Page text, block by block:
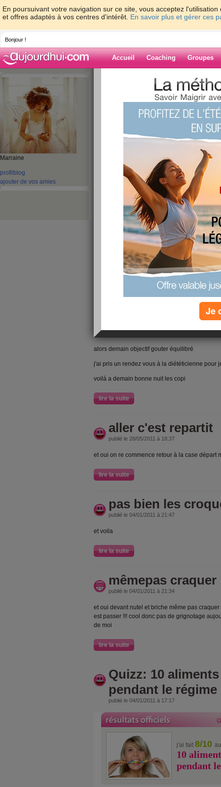
En poursuivant votre navigation sur ce site, vous acceptez
et offres adaptés à vos centres d'intérêt. En savoir plus et gérer ces
Bonjour !
Accueil Coaching Groupes
Marraine
profil blog
ajouter de vos amies
>
Blog de
‹ Préc. 1 2 3 4 5
aujourd'hui
publié le 30/05/2011 à 23:11
le matin pas mal lait pain confiture
pas de grignotage
le midi betterave saucisse purée yaourt
et là ca se gâte un peu le goûter je suis
moi de ne pas craquer il faut que je trouve
melon puis aprés gâteau difficiles d'arreter
le soir betterrave pousse de "soja" steack pain
bien bouger fais la choré de cyrile et un peu
alors demain objectif gouter équilibré
j'ai pris un rendez vous à la diététicienne pour
voilà a demain bonne nuit les copi
lire la suite
aller c'est repartit
publié le 28/05/2011 à 18:37
et oui on re commence retour à la case départ
lire la suite
pas bien les
publié le 04/01/2011 à 21:47
et voila
lire la suite
mêmepas craquer
publié le 04/01/2011 à 21:34
et oui devant nutel et briche même pas
est passer !!! cool donc pas de grignotage
de moi
lire la suite
Quizz: 10
pendant le régime
publié le 04/01/2011 à 17:17
j'ai fait 8/10
10
pendant
Je